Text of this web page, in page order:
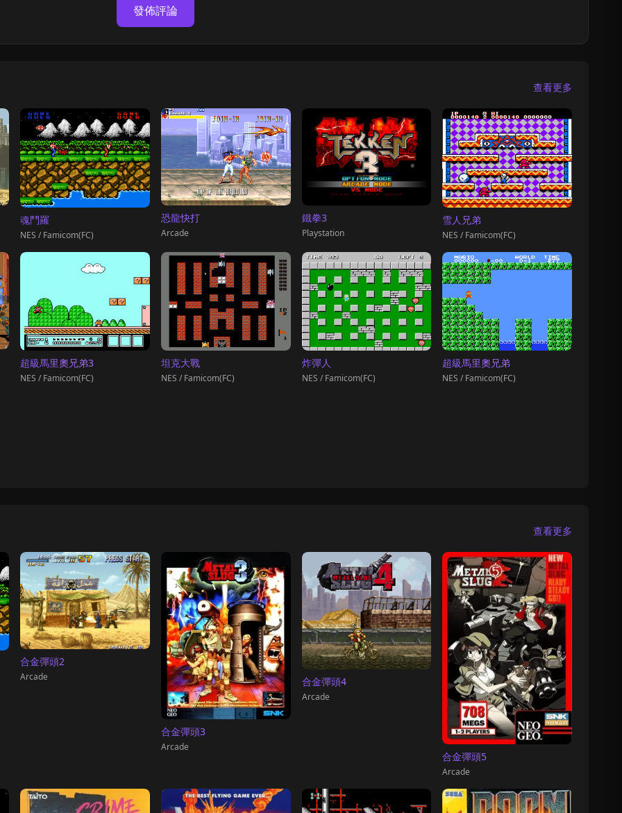
發佈評論
查看更多
魂鬥羅
NES / Famicom(FC)
恐龍快打
Arcade
鐵拳3
Playstation
雪人兄弟
NES / Famicom(FC)
超級馬里奧兄弟3
NES / Famicom(FC)
坦克大戰
NES / Famicom(FC)
炸彈人
NES / Famicom(FC)
超級馬里奧兄弟
NES / Famicom(FC)
查看更多
合金彈頭2
Arcade
合金彈頭3
Arcade
合金彈頭4
Arcade
合金彈頭5
Arcade